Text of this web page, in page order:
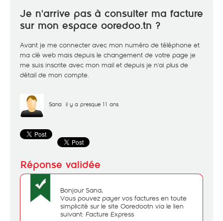
Je n'arrive pas à consulter ma facture
sur mon espace ooredoo.tn ?
Avant je me connecter avec mon numéro de téléphone et
ma clé web mais depuis le changement de votre page je
me suis inscrite avec mon mail et depuis je n'ai plus de
détail de mon compte.
Sana il y a presque 11 ans
Bonjour Sana,
Vous pouvez payer vos factures en toute
simplicité sur le site Ooredootn via le lien
suivant: Facture Express